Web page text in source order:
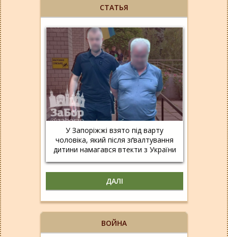
СТАТЬЯ
У Запоріжжі взято під варту
чоловіка, який після зґвалтування
дитини намагався втекти з України
ДАЛІ
ВОЙНА